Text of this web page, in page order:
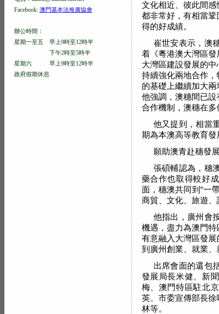
Facebook: 澳門基本法推廣協會
辦公時間：
星期一至五 早上9時至12時半
下午2時至5時半
星期六 早上9時至12時半
政府假期休息
文化相近、彼此間
都非常好，有相當
得的好成績。
崔世安表示，澳
着《粵港澳大灣區
大灣區建設發展的
持續強化兩地合作
的基礎上繼續加大
他強調，澳穗間已
合作機制，澳穗在
他又提到，相當
期為本澳高等教育
願助澳青赴穗發
張碩輔認為，穗
藥合作也取得較好
面，穗澳共同到“一
商貿、文化、旅遊
他指出，廣州會
機遇，盡力為澳門
有意融入大灣區發
到廣州創業、就業
出席會面的還包
發展局長米健、新
梅、澳門特區駐北
英、市委宣傳部長
林等。